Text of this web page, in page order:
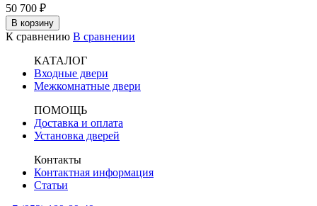
50 700 ₽
В корзину
К сравнению В сравнении
КАТАЛОГ
Входные двери
Межкомнатные двери
ПОМОЩЬ
Доставка и оплата
Установка дверей
Контакты
Контактная информация
Статьи